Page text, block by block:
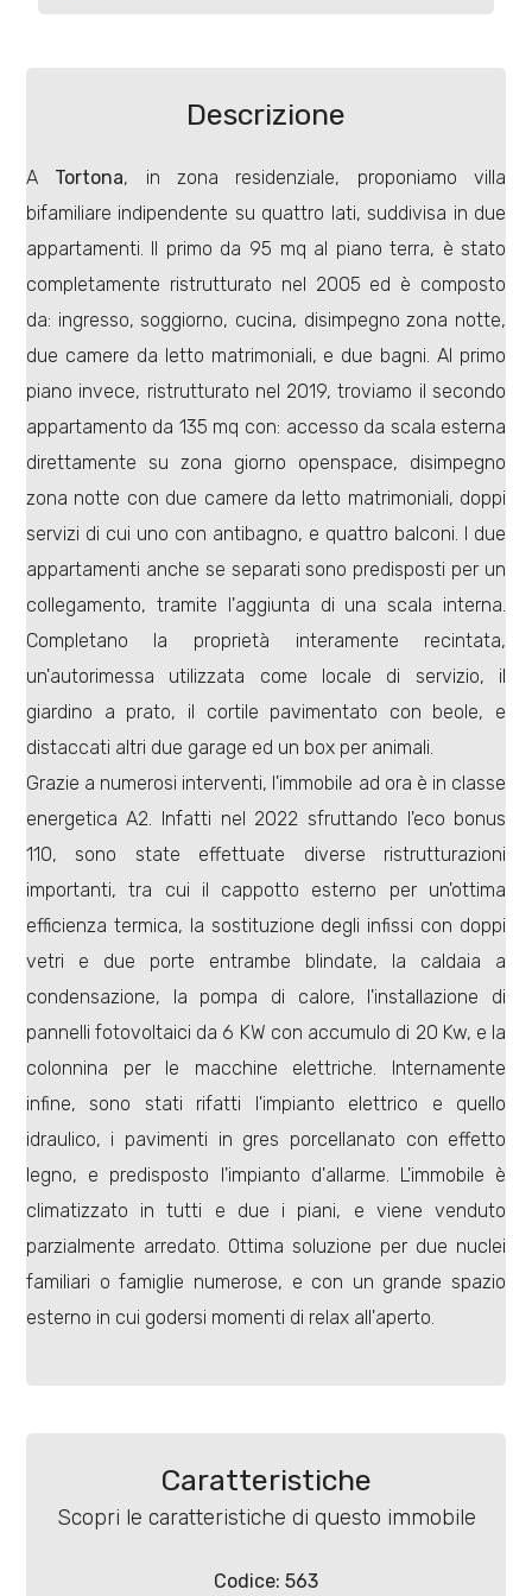
Descrizione
A Tortona, in zona residenziale, proponiamo villa
bifamiliare indipendente su quattro lati, suddivisa in due
appartamenti. Il primo da 95 mq al piano terra, è stato
completamente ristrutturato nel 2005 ed è composto
da: ingresso, soggiorno, cucina, disimpegno zona notte,
due camere da letto matrimoniali, e due bagni. Al primo
piano invece, ristrutturato nel 2019, troviamo il secondo
appartamento da 135 mq con: accesso da scala esterna
direttamente su zona giorno openspace, disimpegno
zona notte con due camere da letto matrimoniali, doppi
servizi di cui uno con antibagno, e quattro balconi. I due
appartamenti anche se separati sono predisposti per un
collegamento, tramite l'aggiunta di una scala interna.
Completano la proprietà interamente recintata,
un'autorimessa utilizzata come locale di servizio, il
giardino a prato, il cortile pavimentato con beole, e
distaccati altri due garage ed un box per animali.
Grazie a numerosi interventi, l'immobile ad ora è in classe
energetica A2. Infatti nel 2022 sfruttando l'eco bonus
110, sono state effettuate diverse ristrutturazioni
importanti, tra cui il cappotto esterno per un'ottima
efficienza termica, la sostituzione degli infissi con doppi
vetri e due porte entrambe blindate, la caldaia a
condensazione, la pompa di calore, l'installazione di
pannelli fotovoltaici da 6 KW con accumulo di 20 Kw, e la
colonnina per le macchine elettriche. Internamente
infine, sono stati rifatti l'impianto elettrico e quello
idraulico, i pavimenti in gres porcellanato con effetto
legno, e predisposto l'impianto d'allarme. L'immobile è
climatizzato in tutti e due i piani, e viene venduto
parzialmente arredato. Ottima soluzione per due nuclei
familiari o famiglie numerose, e con un grande spazio
esterno in cui godersi momenti di relax all'aperto.
Caratteristiche
Scopri le caratteristiche di questo immobile
Codice: 563
Prezzo
Totale
mq
Qualsiasi
1
2
3
4
5
5+
Bagni
minimi
2